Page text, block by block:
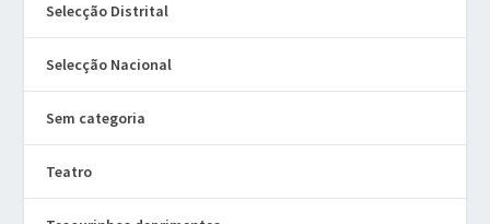
Selecção Distrital
Selecção Nacional
Sem categoria
Teatro